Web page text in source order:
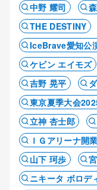
中野 耀司
THE DESTINY
IceBrave愛知公
ケビン エイモズ
吉野 晃平
東京夏季大会
立神 杏士郎
ＩＧアリーナ開
山下 珂歩
ニキータ ボロデ